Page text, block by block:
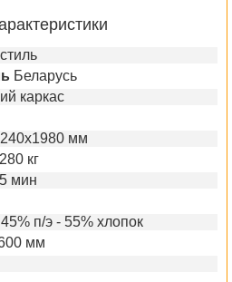
Беларусь
каркас
мм
280 кг
мин
п/э - 55% хлопок
мм